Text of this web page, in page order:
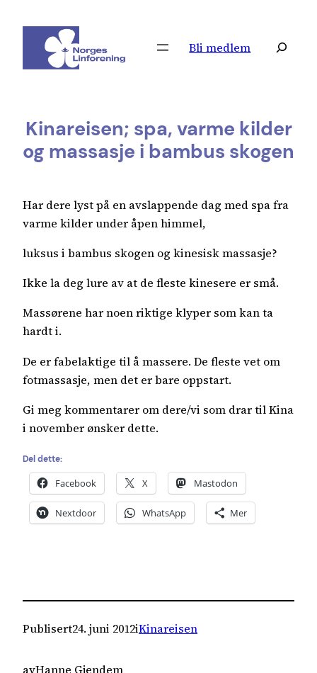
innhold
Bli medlem Søk
Kinareisen; spa, varme kilder
og massasje i bambus skogen
Har dere lyst på en avslappende dag med spa fra
varme kilder under åpen himmel,
luksus i bambus skogen og kinesisk massasje?
Ikke la deg lure av at de fleste kinesere er små.
Massørene har noen riktige klyper som kan ta
hardt i.
De er fabelaktige til å massere. De fleste vet om
fotmassasje, men det er bare oppstart.
Gi meg kommentarer om dere/vi som drar til Kina
i november ønsker dette.
Del dette:
Facebook X Mastodon
Nextdoor WhatsApp Mer
Publisert24. juni 2012iKinareisen
avHanne Gjendem